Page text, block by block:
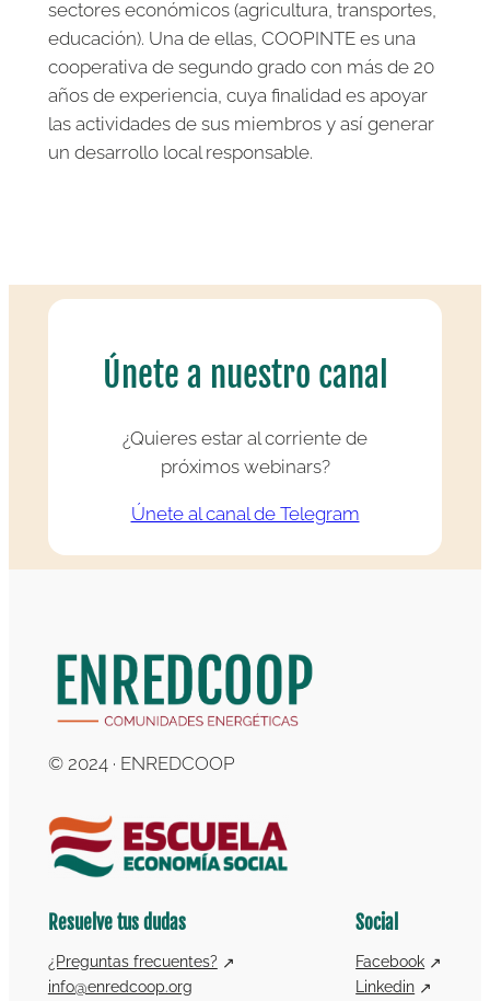
sectores económicos (agricultura, transportes,
educación). Una de ellas, COOPINTE es una
cooperativa de segundo grado con más de 20
años de experiencia, cuya finalidad es apoyar
las actividades de sus miembros y así generar
un desarrollo local responsable.
Únete a nuestro canal
¿Quieres estar al corriente de
próximos webinars?
Únete al canal de Telegram
© 2024 · ENREDCOOP
Resuelve tus dudas
¿Preguntas frecuentes?
info@enredcoop.org
Social
Facebook
Linkedin